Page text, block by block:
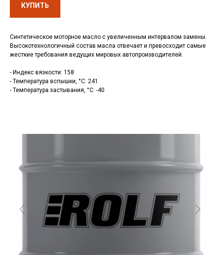
КУПИТЬ
Синтетическое моторное масло с увеличенным интервалом замены.
Высокотехнологичный состав масла отвечает и превосходит самые
жесткие требования ведущих мировых автопроизводителей.
- Индекс вязкости: 158
- Температура вспышки, °C: 241
- Температура застывания, °C: -40